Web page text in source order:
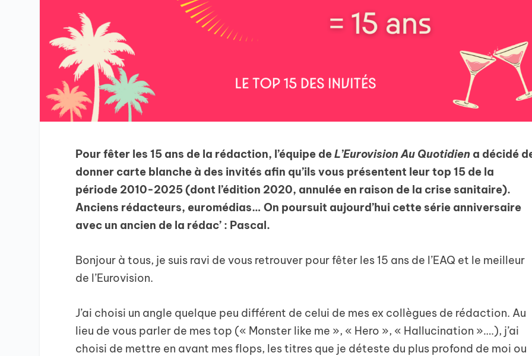
Pour fêter les 15 ans de la rédaction, l’équipe deL’Eurovision Au Quotidien a décidé
donner carte blanche à des invités afin qu’ils vous présentent leur top 15 de la
période 2010-2025 (dont l’édition 2020, annulée en raison de la crise sanitaire).
Anciens rédacteurs, euromédias… On poursuit aujourd’hui cette série anniversaire
avec un ancien de la rédac’ : Pascal.
Bonjour à tous, je suis ravi de vous retrouver pour fêter les 15 ans de l’EAQ et le meilleur
de l’Eurovision.
J’ai choisi un angle quelque peu différent de celui de mes ex collègues de rédaction. Au
lieu de vous parler de mes top (« Monster like me », « Hero », « Hallucination »….), j’ai
choisi de mettre en avant mes flops, les titres que je déteste du plus profond de moi ou